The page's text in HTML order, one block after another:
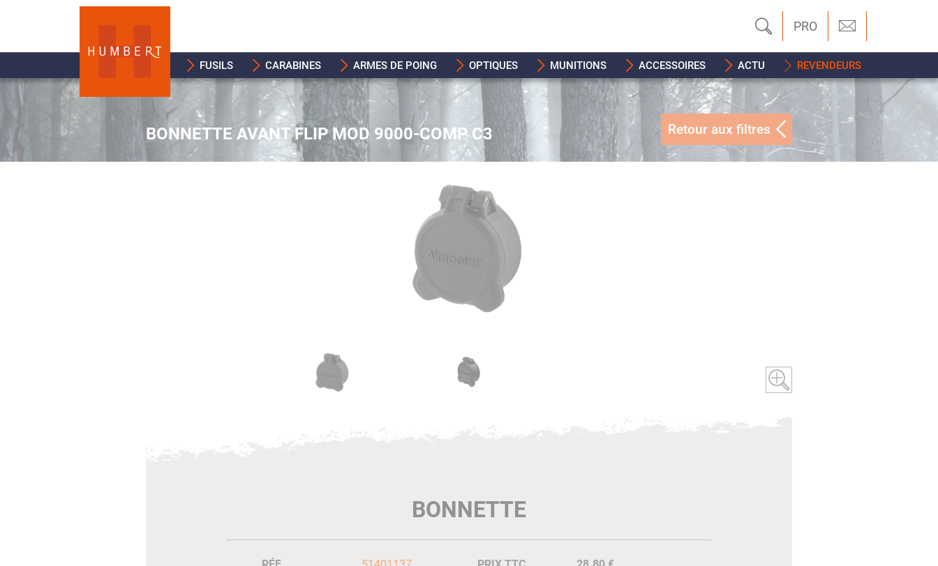
PRO
FUSILS CARABINES ARMES DE POING OPTIQUES MUNITIONS ACCESSOIRES ACTU REVENDEURS
BONNETTE AVANT FLIP MOD 9000-COMP C3 Retour aux filtres
BONNETTE